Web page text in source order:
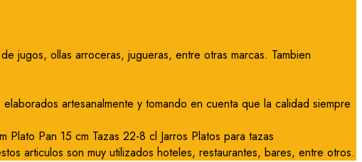
jugos, ollas arroceras, jugueras, entre otras marcas. Tambien
artesanalmente y tomando en cuenta que la calidad siempre
Pan 15 cm Tazas 22-8 cl Jarros Platos para tazas
articulos son muy utilizados hoteles, restaurantes, bares, entre otros.